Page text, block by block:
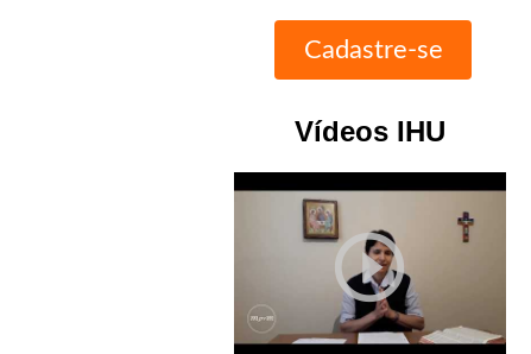
Vídeos IHU
play_circle_outline